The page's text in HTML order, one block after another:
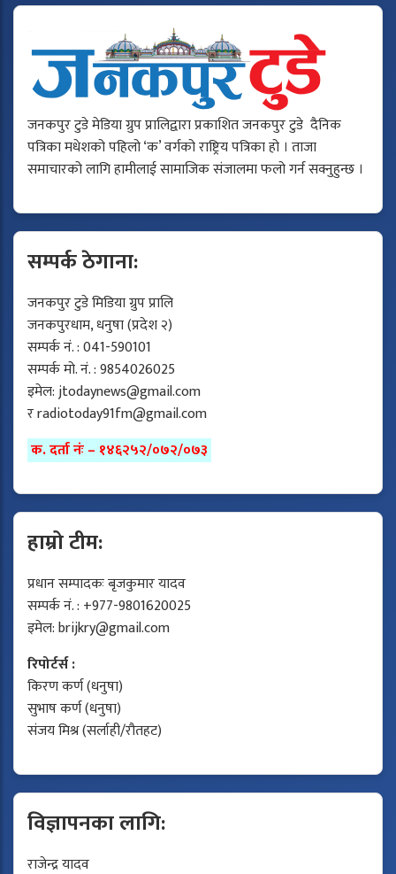
जनकपुर टुडे मेडिया ग्रुप प्रालिद्वारा प्रकाशित जनकपुर टुडे दैनिक
पत्रिका मधेशको पहिलो ‘क’ वर्गको राष्ट्रिय पत्रिका हो । ताजा
समाचारको लागि हामीलाई सामाजिक संजालमा फलो गर्न सक्नुहुन्छ ।
सम्पर्क ठेगाना:
जनकपुर टुडे मिडिया ग्रुप प्रालि
जनकपुरधाम, धनुषा (प्रदेश २)
सम्पर्क नं. : 041-590101
सम्पर्क मो. नं. : 9854026025
इमेल:jtodaynews@gmail.com
रradiotoday91fm@gmail.com
क. दर्ता नंः – १४६२५२/०७२/०७३
हाम्रो टीम:
प्रधान सम्पादकः बृजकुमार यादव
सम्पर्क नं. : +977-9801620025
इमेल:brijkry@gmail.com
रिपोर्टर्स :
किरण कर्ण (धनुषा)
सुभाष कर्ण (धनुषा)
संजय मिश्र (सर्लाही/रौतहट)
विज्ञापनका लागि:
राजेन्द्र यादव